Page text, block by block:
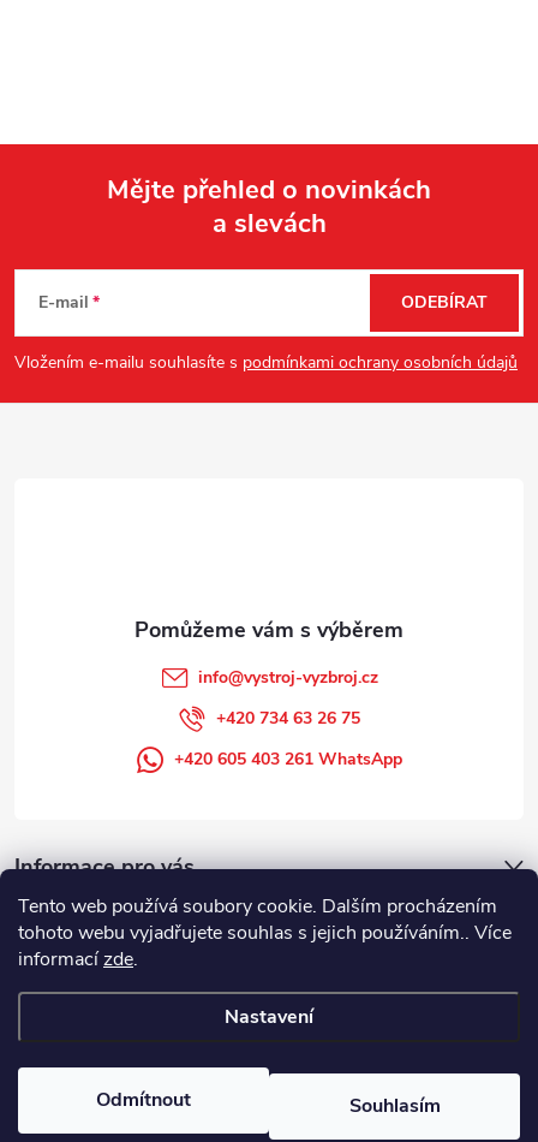
Tento web používá soubory cookie. Dalším procházením
tohoto webu vyjadřujete souhlas s jejich používáním.. Více
informacízde.
Nastavení
Odmítnout Souhlasím
p
a
Mějte přehled o novinkách
a slevách
E-mail
Vložením e-mailu souhlasíte s podmínkami ochrany osobních údajů
ODEBÍRAT
Informace pro vás
info@vystroj-vyzbroj.cz
+420 734 63 26 75
+420 605 403 261 WhatsApp
Copyright 2026
. Všechna práva vyhrazena.